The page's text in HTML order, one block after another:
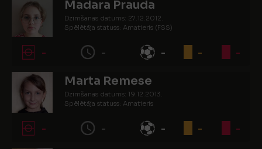
Madara Prauda
Dzimšanas datums: 27.12.2012.
Spēlētāja statuss: Amatieris (FSS)
- - - - -
Marta Remese
Dzimšanas datums: 19.12.2013.
Spēlētāja statuss: Amatieris
- - - - -